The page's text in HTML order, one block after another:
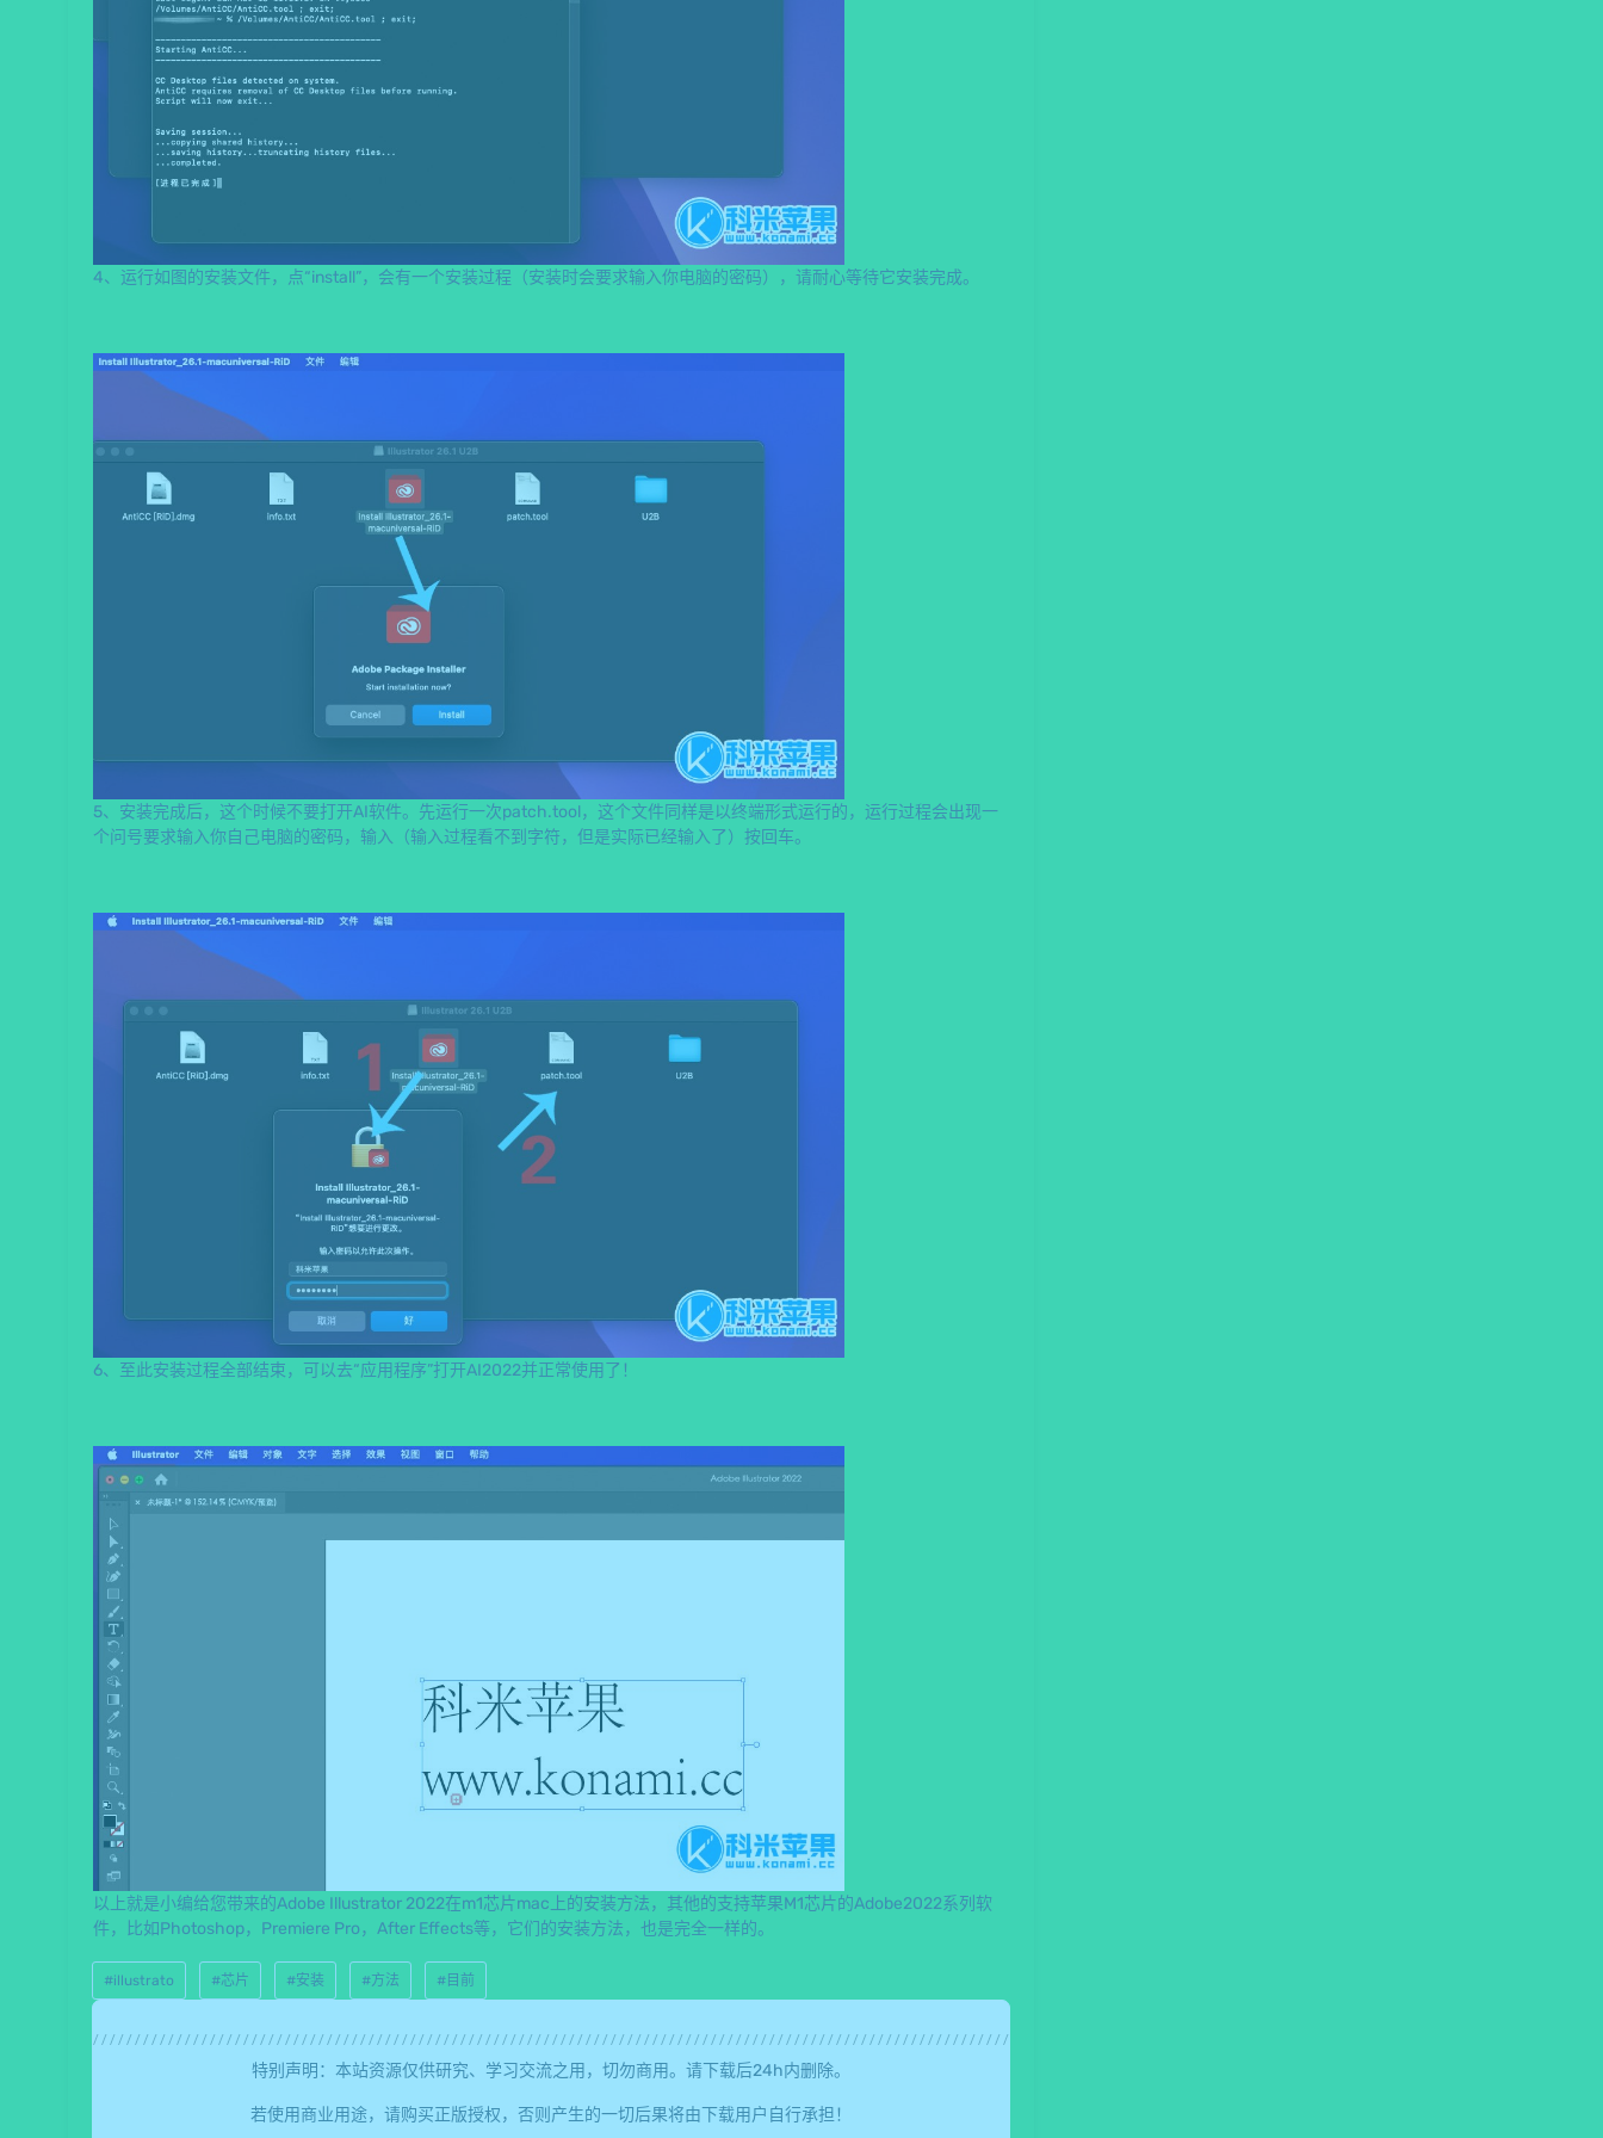
4、运行如图的安装文件，点“install”，会有一个安装过程（安装时会要求输入你电脑的密码），请耐心等待它安装完成。
5、安装完成后，这个时候不要打开AI软件。先运行一次patch.tool，这个文件同样是以终端形式运行的，运行过程会出现一
个问号要求输入你自己电脑的密码，输入（输入过程看不到字符，但是实际已经输入了）按回车。
6、至此安装过程全部结束，可以去“应用程序”打开AI2022并正常使用了！
以上就是小编给您带来的Adobe Illustrator 2022在m1芯片mac上的安装方法，其他的支持苹果M1芯片的Adobe2022系列软
件，比如Photoshop，Premiere Pro，After Effects等，它们的安装方法，也是完全一样的。
#illustrato #芯片 #安装 #方法 #目前
特别声明：本站资源仅供研究、学习交流之用，切勿商用。请下载后24h内删除。
若使用商业用途，请购买正版授权，否则产生的一切后果将由下载用户自行承担！